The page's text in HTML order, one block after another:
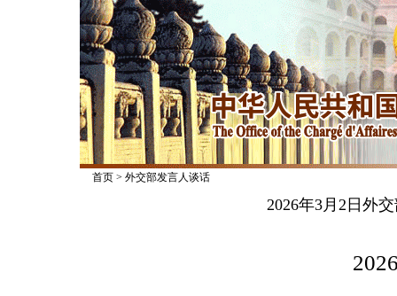
首页> 外交部发言人谈话
2026年3月2日外